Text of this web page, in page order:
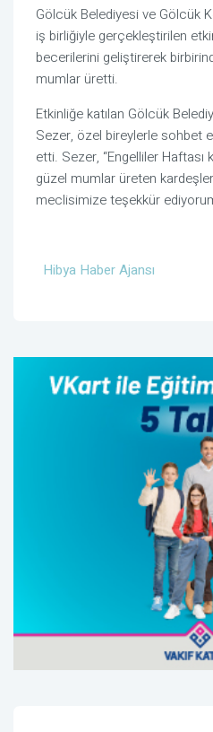
Gölcük Belediyesi ve Gölcük
iş birliğiyle gerçekleştirilen
becerilerini geliştirerek
mumlar üretti.
Etkinliğe katılan Gölcük
Sezer, özel bireylerle sohbet
etti. Sezer, “Engelliler Haftası
güzel mumlar üreten
meclisimize teşekkür
Hibya Haber Ajansı